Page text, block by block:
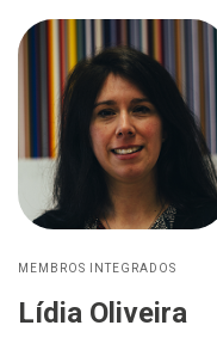
MEMBROS INTEGRADOS
Lídia Oliveira